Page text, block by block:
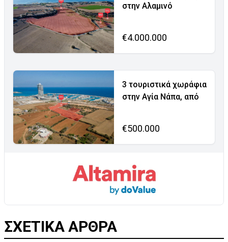
στην Αλαμινό
€4.000.000
3 τουριστικά χωράφια
στην Αγία Νάπα, από
€500.000
ΣΧΕΤΙΚΑ ΑΡΘΡΑ